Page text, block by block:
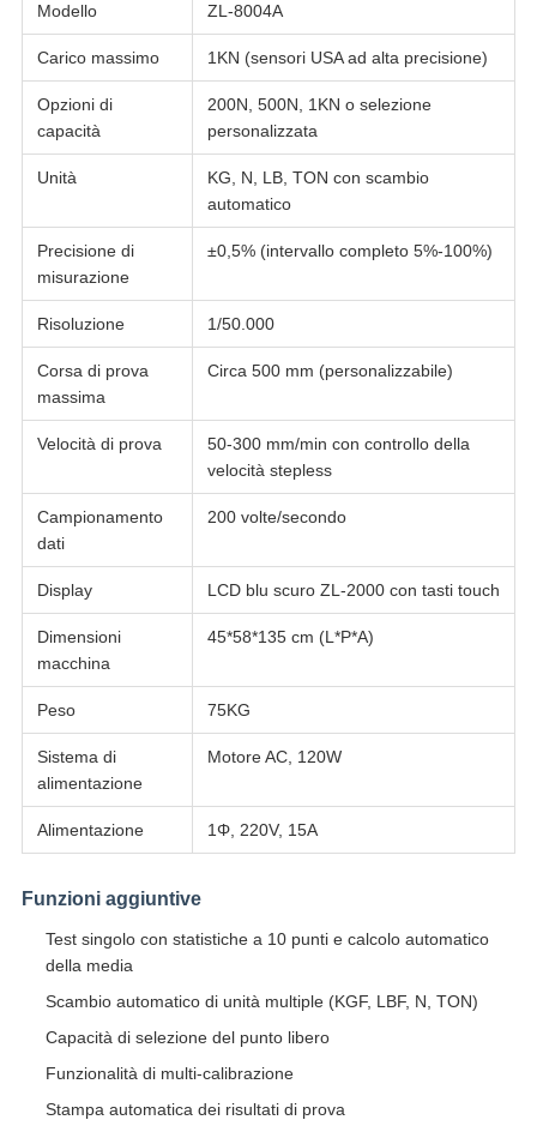
Modello ZL-8004A
Carico massimo 1KN (sensori USA ad alta precisione)
Opzioni di
capacità
200N, 500N, 1KN o selezione
personalizzata
Unità
KG, N, LB, TON con scambio
automatico
Precisione di
misurazione
±0,5% (intervallo completo 5%-100%)
Risoluzione 1/50.000
Corsa di prova
massima
Circa 500 mm (personalizzabile)
Velocità di prova
50-300 mm/min con controllo della
velocità stepless
Campionamento
dati
200 volte/secondo
Display LCD blu scuro ZL-2000 con tasti touch
Dimensioni
macchina
45*58*135 cm (L*P*A)
Peso 75KG
Sistema di
alimentazione
Motore AC, 120W
Alimentazione 1Φ, 220V, 15A
Funzioni aggiuntive
Test singolo con statistiche a 10 punti e calcolo automatico
della media
Scambio automatico di unità multiple (KGF, LBF, N, TON)
Capacità di selezione del punto libero
Funzionalità di multi-calibrazione
Stampa automatica dei risultati di prova